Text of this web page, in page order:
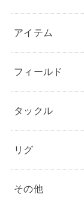
アイテム
フィールド
タックル
リグ
その他